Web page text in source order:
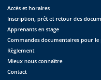
Accès et horaires
Inscription, prêt et retour des
Apprenants en stage
Commandes documentaires pour le
Règlement
Mieux nous connaître
Contact